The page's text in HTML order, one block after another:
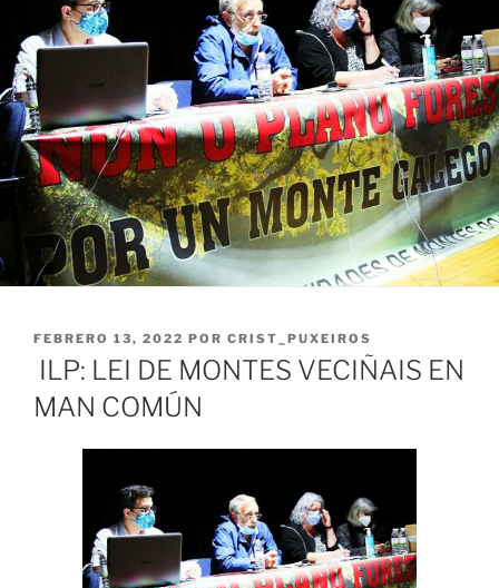
PUBLICADO
EL
FEBRERO 13, 2022 POR CRIST_PUXEIROS
ILP: LEI DE MONTES VECIÑAIS EN
MAN COMÚN